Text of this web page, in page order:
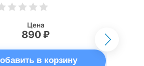
Цена
890 ₽
в корзину